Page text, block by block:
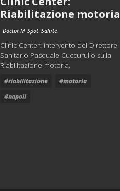
Riabilitazione motoria
Doctor M Spot Salute
Clinic Center: intervento del Direttore
Sanitario Pasquale Cuccurullo sulla
Riabilitazione motoria.
#riabilitazione
#motoria
#napoli